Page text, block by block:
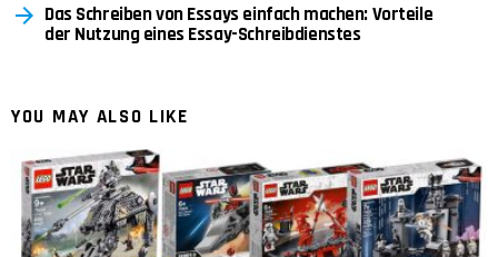
Das Schreiben von Essays einfach machen: Vorteile
der Nutzung eines Essay-Schreibdienstes
YOU MAY ALSO LIKE